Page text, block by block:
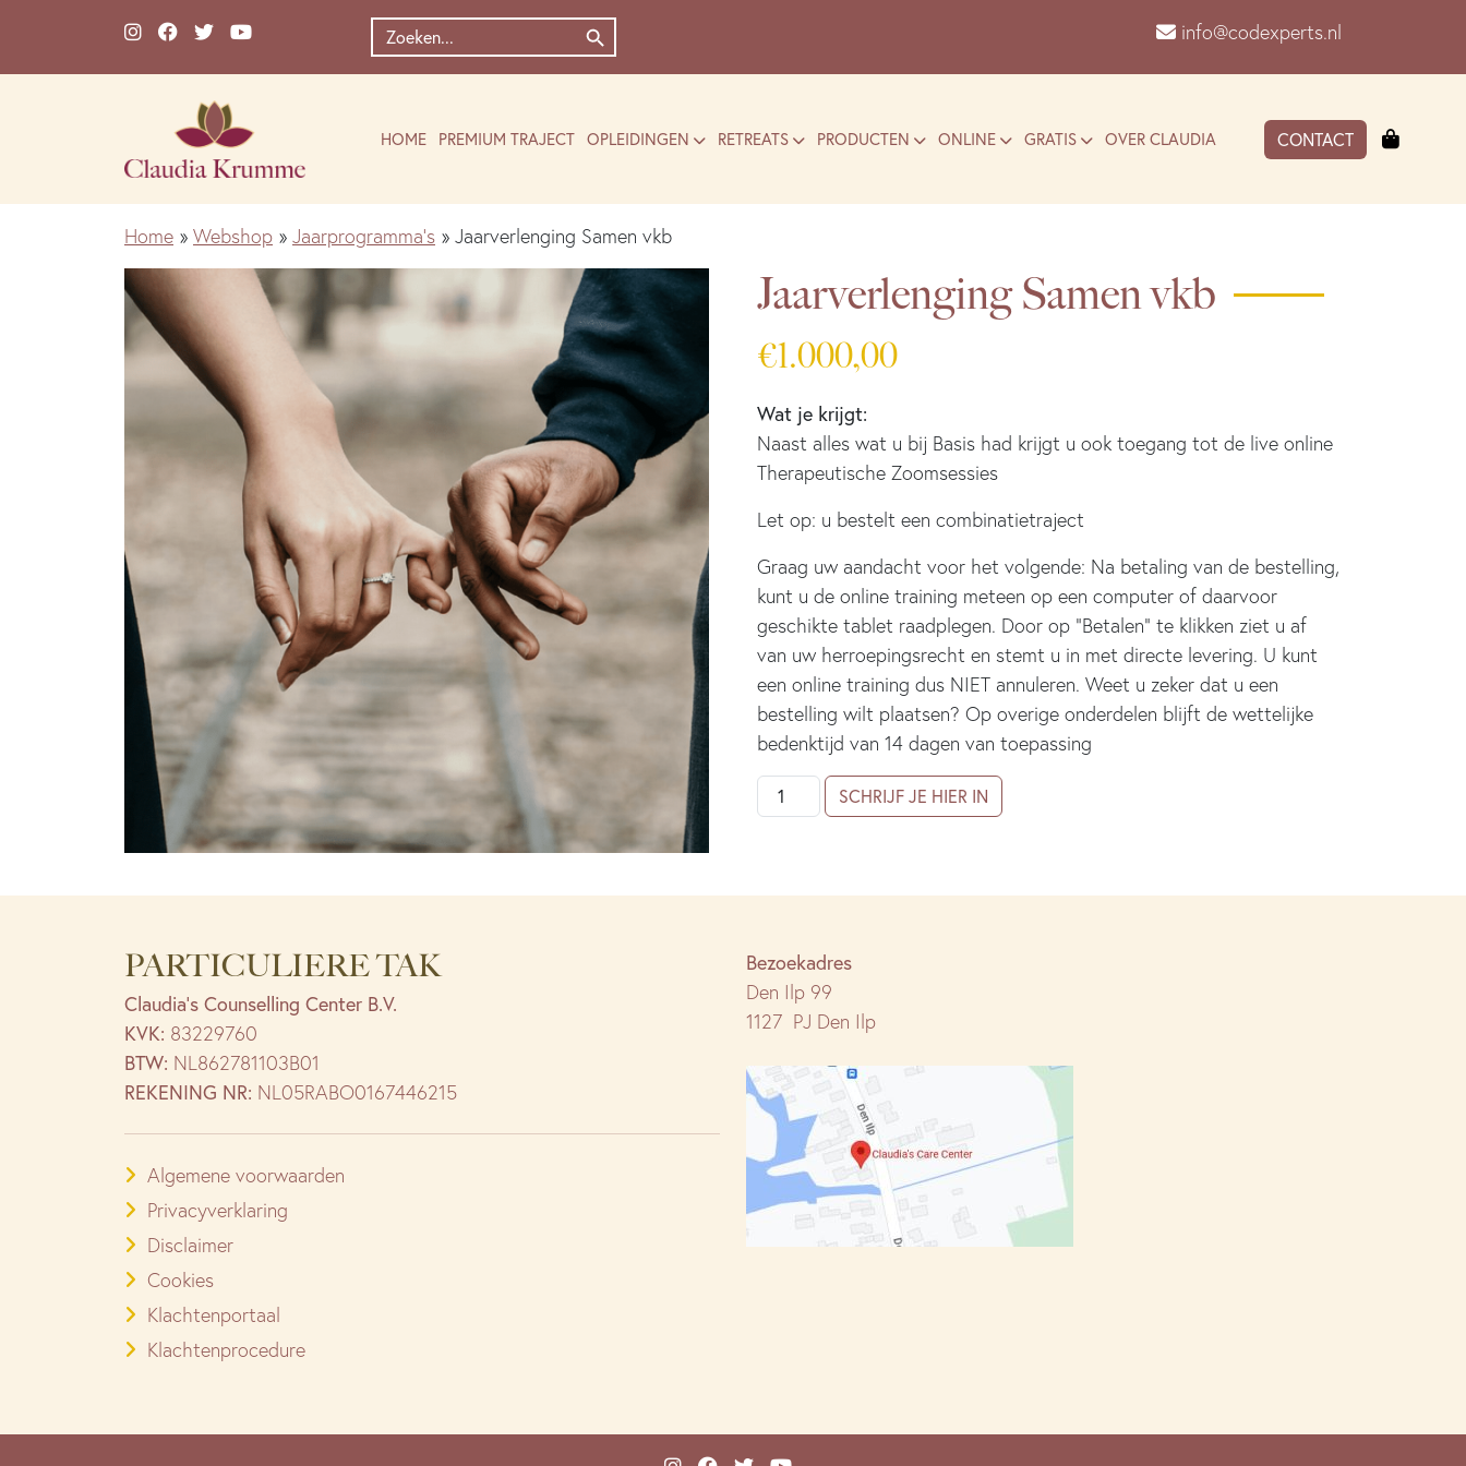
Zoek
naar:
Zoekknop
info@codexperts.nl
HOME PREMIUM TRAJECT OPLEIDINGEN RETREATS PRODUCTEN ONLINE GRATIS OVER CLAUDIA CONTACT
Home » Webshop » Jaarprogramma's » Jaarverlenging Samen vkb
Jaarverlenging Samen vkb
€1.000,00
Wat je krijgt:
Naast alles wat u bij Basis had krijgt u ook toegang tot de live online
Therapeutische Zoomsessies
Let op: u bestelt een combinatietraject
Graag uw aandacht voor het volgende: Na betaling van de bestelling,
kunt u de online training meteen op een computer of daarvoor
geschikte tablet raadplegen. Door op “Betalen” te klikken ziet u af
van uw herroepingsrecht en stemt u in met directe levering. U kunt
een online training dus NIET annuleren. Weet u zeker dat u een
bestelling wilt plaatsen? Op overige onderdelen blijft de wettelijke
bedenktijd van 14 dagen van toepassing
Jaarverlenging
Samen
SCHRIJF JE HIER IN
PARTICULIERE TAK
Claudia’s Counselling Center B.V.
KVK: 83229760
BTW: NL862781103B01
REKENING NR: NL05RABO0167446215
Algemene voorwaarden
Privacyverklaring
Disclaimer
Cookies
Klachtenportaal
Klachtenprocedure
Bezoekadres
Den Ilp 99
1127 PJ Den Ilp